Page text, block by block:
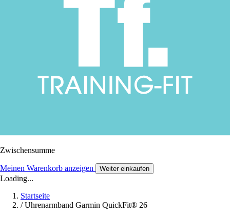
Zwischensumme
Meinen Warenkorb anzeigen Weiter einkaufen
Loading...
Startseite
/ Uhrenarmband Garmin QuickFit® 26